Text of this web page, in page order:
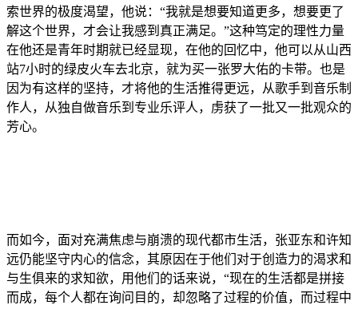
索世界的极度渴望，他说：“我就是想要知道更多，想要更了
解这个世界，才会让我感到真正满足。”这种笃定的理性力量
在他还是青年时期就已经显现，在他的回忆中，他可以从山西
站7小时的绿皮火车去北京，就为买一张罗大佑的卡带。也是
因为有这样的坚持，才将他的生活推得更远，从歌手到音乐制
作人，从独自做音乐到专业乐评人，虏获了一批又一批观众的
芳心。
而如今，面对充满焦虑与崩溃的现代都市生活，张亚东和许知
远仍能坚守内心的信念，其原因在于他们对于创造力的渴求和
与生俱来的求知欲，用他们的话来说，“现在的生活都是拼接
而成，每个人都在询问目的，却忽略了过程的价值，而过程中